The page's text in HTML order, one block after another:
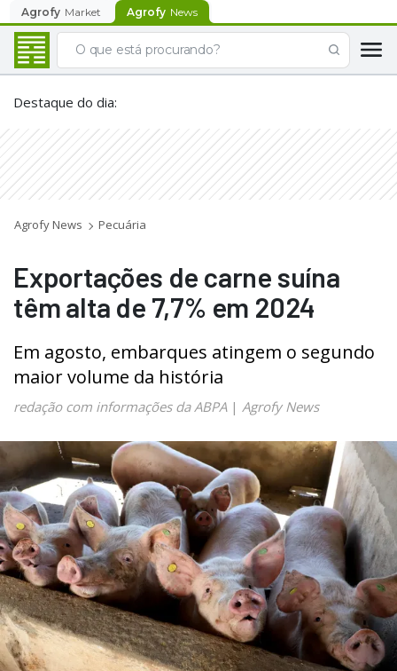
Agrofy Market Agrofy News
Destaque do dia:
Agrofy News Pecuária
Exportações de carne suína
têm alta de 7,7% em 2024
Em agosto, embarques atingem o segundo
maior volume da história
redação com informações da ABPA| Agrofy News